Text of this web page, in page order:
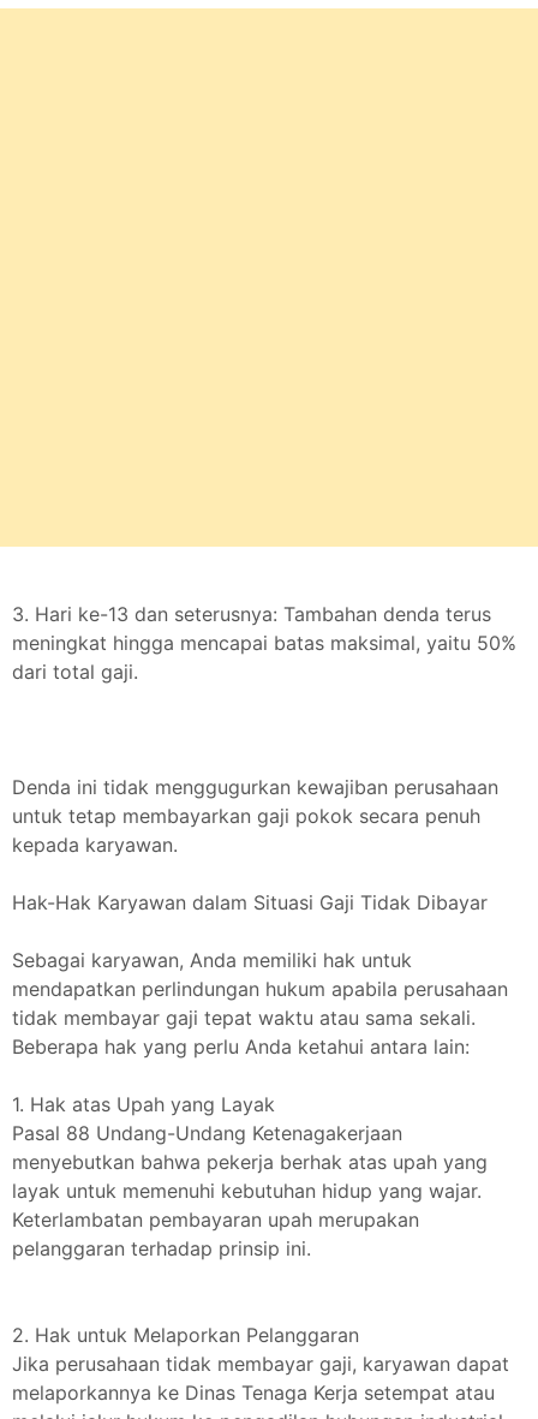
3. Hari ke-13 dan seterusnya: Tambahan denda terus
meningkat hingga mencapai batas maksimal, yaitu 50%
dari total gaji.
Denda ini tidak menggugurkan kewajiban perusahaan
untuk tetap membayarkan gaji pokok secara penuh
kepada karyawan.
Hak-Hak Karyawan dalam Situasi Gaji Tidak Dibayar
Sebagai karyawan, Anda memiliki hak untuk
mendapatkan perlindungan hukum apabila perusahaan
tidak membayar gaji tepat waktu atau sama sekali.
Beberapa hak yang perlu Anda ketahui antara lain:
1. Hak atas Upah yang Layak
Pasal 88 Undang-Undang Ketenagakerjaan
menyebutkan bahwa pekerja berhak atas upah yang
layak untuk memenuhi kebutuhan hidup yang wajar.
Keterlambatan pembayaran upah merupakan
pelanggaran terhadap prinsip ini.
2. Hak untuk Melaporkan Pelanggaran
Jika perusahaan tidak membayar gaji, karyawan dapat
melaporkannya ke Dinas Tenaga Kerja setempat atau